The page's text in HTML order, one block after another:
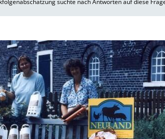
suchte nach Antworten auf diese